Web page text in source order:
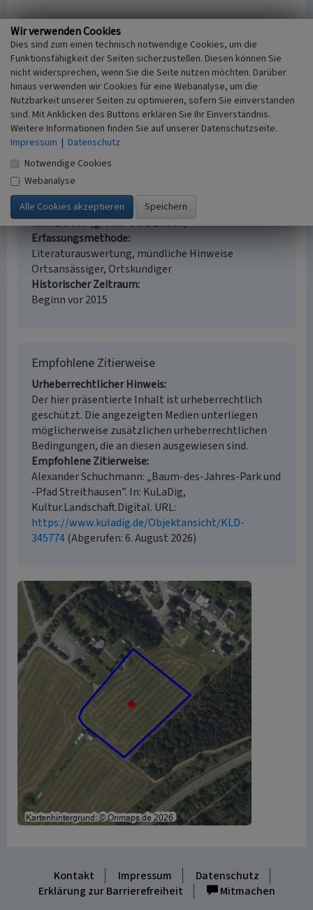
Baum-des-Jahres-Park und -Pfad Streithausen
Schlagwörter
Park Lehrpfad Pfad (Weg) Baum
Straße / Hausnummer
Mühlenweg / Nasse Heide
Ort
57629 Streithausen
Gesetzlich geschütztes Kulturdenkmal
Kein
Fachsicht(en)
Kulturlandschaftspflege, Landeskunde
Erfassungsmaßstab
i.d.R. 1:5.000 (größer als 1:20.000)
Erfassungsmethode
Literaturauswertung, mündliche Hinweise
Ortsansässiger, Ortskundiger
Historischer Zeitraum
Beginn vor 2015
Empfohlene Zitierweise
Urheberrechtlicher Hinweis
Der hier präsentierte Inhalt ist urheberrechtlich
geschützt. Die angezeigten Medien unterliegen
möglicherweise zusätzlichen urheberrechtlichen
Bedingungen, die an diesen ausgewiesen sind.
Empfohlene Zitierweise
Alexander Schuchmann: „Baum-des-Jahres-Park und
-Pfad Streithausen”. In: KuLaDig,
Kultur.Landschaft.Digital. URL:
https://www.kuladig.de/Objektansicht/KLD-
345774(Abgerufen: 6. August 2026)
Kontakt Impressum
Datenschutz
Erklärung zur Barrierefreiheit
Mitmachen
Wir verwenden Cookies
Dies sind zum einen technisch notwendige Cookies, um die
Funktionsfähigkeit der Seiten sicherzustellen. Diesen können Sie
nicht widersprechen, wenn Sie die Seite nutzen möchten. Darüber
hinaus verwenden wir Cookies für eine Webanalyse, um die
Nutzbarkeit unserer Seiten zu optimieren, sofern Sie einverstanden
sind. Mit Anklicken des Buttons erklären Sie Ihr Einverständnis.
Weitere Informationen finden Sie auf unserer Datenschutzseite.
Impressum | Datenschutz
Notwendige Cookies
Webanalyse